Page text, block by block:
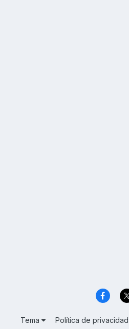
Tema Política de privacidad